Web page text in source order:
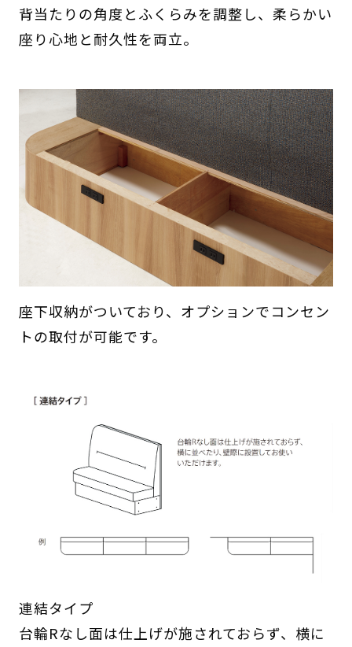
背当たりの角度とふくらみを調整し、柔らかい
座り心地と耐久性を両立。
座下収納がついており、オプションでコンセン
トの取付が可能です。
連結タイプ
台輪Rなし面は仕上げが施されておらず、横に